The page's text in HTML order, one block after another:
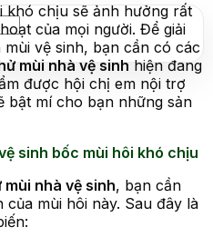
khó chịu sẽ ảnh hưởng rất
của mọi người. Để giải
vệ sinh, bạn cần có các
mùi nhà vệ sinhhiện đang
được hội chị em nội trợ
bật mí cho bạn những sản
sinh bốc mùi hôi khó chịu
mùi nhà vệ sinh, bạn cần
mùi hôi này. Sau đây là